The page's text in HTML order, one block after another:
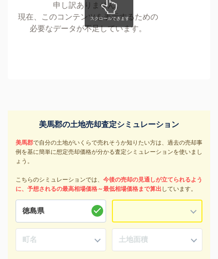
申し訳ありません。
現在、このコンテンツを表示するための
必要なデータが不足しています。
美馬郡の土地売却査定シミュレーション
美馬郡で自分の土地がいくらで売れそうか知りたい方は、過去の売却事
例を基に簡単に想定売却価格が分かる査定シミュレーションを使いまし
ょう。
こちらのシミュレーションでは、 今後の売却の見通しが立てられるよう
に、予想されるの最高相場価格～最低相場価格まで算出 しています。